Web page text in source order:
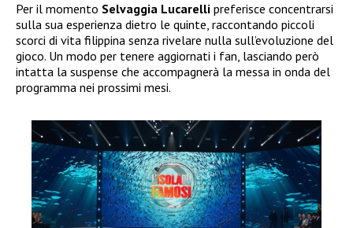
Per il momento Selvaggia Lucarelli preferisce concentrarsi
sulla sua esperienza dietro le quinte, raccontando piccoli
scorci di vita filippina senza rivelare nulla sull’evoluzione del
gioco. Un modo per tenere aggiornati i fan, lasciando però
intatta la suspense che accompagnerà la messa in onda del
programma nei prossimi mesi.